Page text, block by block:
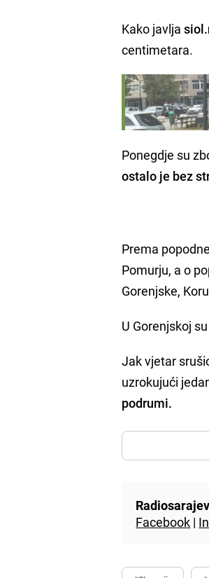
Kako javlja
centimetara.
Ponegdje su
ostalo je bez
Prema
Pomurju, a o
Gorenjske,
U Gorenjskoj
Jak vjetar
uzrokujući
podrumi.
Facebook |